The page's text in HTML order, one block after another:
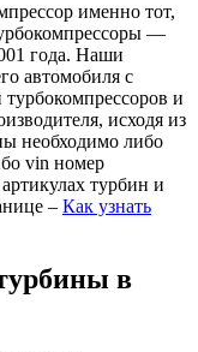
именно тот,
—
года. Наши
автомобиля с
и
исходя из
необходимо либо
vin номер
турбин и
– Как узнать
в